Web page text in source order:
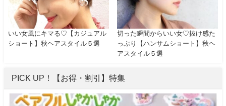
いい女風にキマる♡【カジュアル
ショート】秋ヘアスタイル５選
切った瞬間からいい女♡抜け感た
っぷり【ハンサムショート】秋ヘ
アスタイル５選
PICK UP！【お得・割引】特集